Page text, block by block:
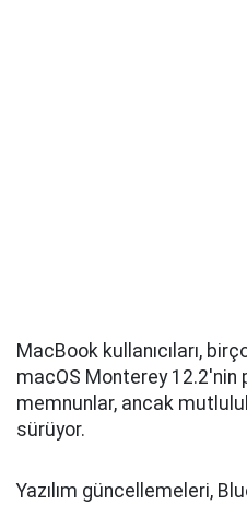
MacBook kullanıcıları,
macOS Monterey
memnunlar, ancak
sürüyor.
Yazılım güncellemeleri,